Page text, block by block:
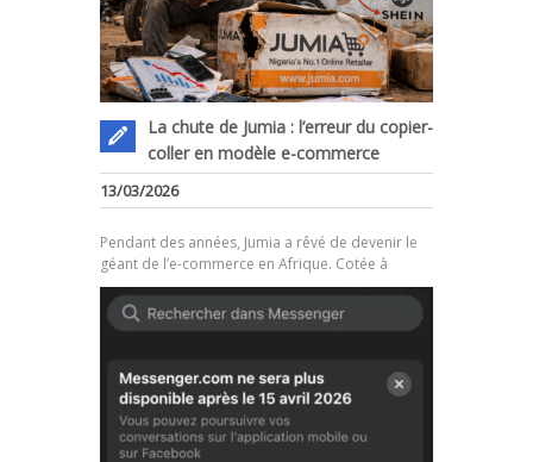
La chute de Jumia : l’erreur du copier-
coller en modèle e-commerce
13/03/2026
Pendant des années, Jumia a rêvé de devenir le
géant de l’e-commerce en Afrique. Cotée à